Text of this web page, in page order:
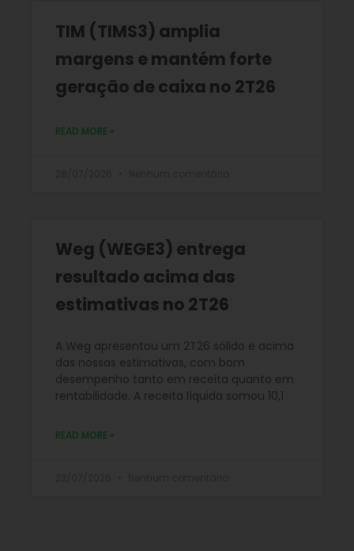
TIM (TIMS3) amplia
margens e mantém forte
geração de caixa no 2T26
READ MORE »
Weg (WEGE3) entrega
resultado acima das
estimativas no 2T26
A Weg apresentou um 2T26 sólido e acima
das nossas estimativas, com bom
desempenho tanto em receita quanto em
rentabilidade. A receita líquida somou 10,1
READ MORE »